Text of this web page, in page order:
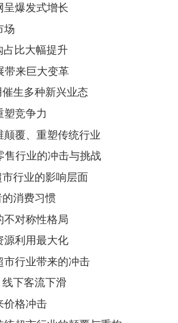
呈爆发式增长
场
占比大幅提升
带来巨大变革
催生多种新兴业态
塑竞争力
颠覆、重塑传统行业
售行业的冲击与挑战
市行业的影响层面
消费习惯
不对称性格局
源利用最大化
市行业带来的冲击
下客流下滑
价格冲击